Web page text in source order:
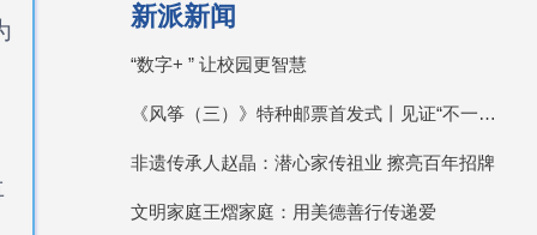
新派新闻
“数字+ ” 让校园更智慧
《风筝（三）》特种邮票首发式丨见证“不一YOUNG的潍坊”
非遗传承人赵晶：潜心家传祖业 擦亮百年招牌
文明家庭王熠家庭：用美德善行传递爱